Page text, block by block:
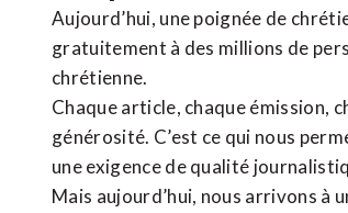
Aujourd’hui, une poignée de
gratuitement à des millions de
chrétienne.
Chaque article, chaque émission,
générosité. C’est ce qui nous
une exigence de qualité
Mais aujourd’hui, nous arrivons à